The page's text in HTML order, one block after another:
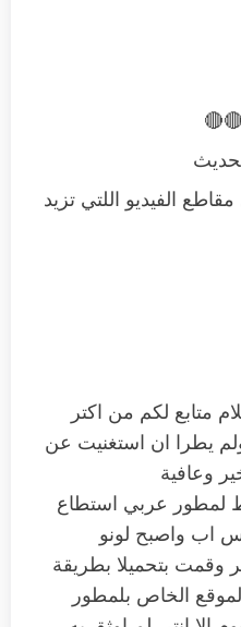
الفيديو اللتي تزيد
متابع لكم من اكتر
يطرا ان استغنيت عن
وعافية
لمطور عربي استطاع
اب واصبح لونو
وقمت بتحميلا بطريقة
الخاص بلمطور